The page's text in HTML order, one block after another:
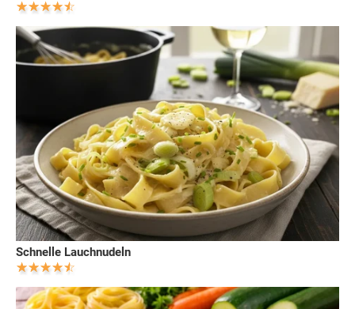
Schnelle Lauchnudeln